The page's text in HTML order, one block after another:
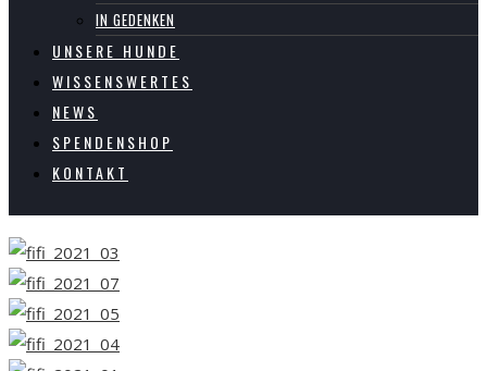
IN GEDENKEN
UNSERE HUNDE
WISSENSWERTES
NEWS
SPENDENSHOP
KONTAKT